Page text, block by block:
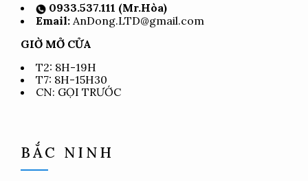
0933.537.111 (Mr.Hòa)
Email: AnDong.LTD@gmail.com
GIỜ MỞ CỬA
T2: 8H-19H
T7: 8H-15H30
CN: GỌI TRƯỚC
BẮC NINH